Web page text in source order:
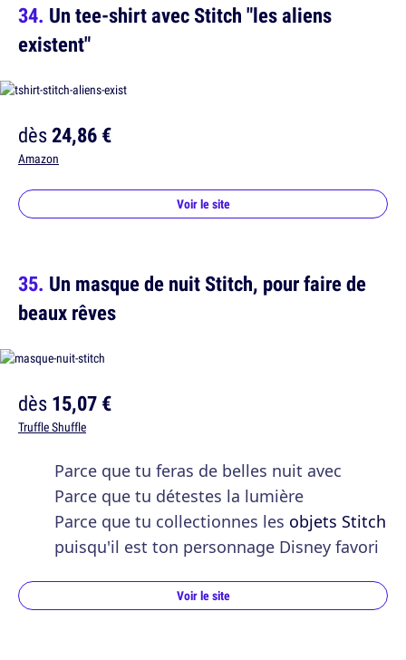
Un tee-shirt avec Stitch "les aliens
existent"
dès24,86 €
Amazon
Voir le site
Un masque de nuit Stitch, pour faire de
beaux rêves
dès15,07 €
Truffle Shuffle
Parce que tu feras de belles nuit avec
Parce que tu détestes la lumière
Parce que tu collectionnes les objets Stitch
puisqu'il est ton personnage Disney favori
Voir le site